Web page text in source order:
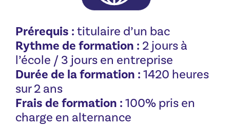
Prérequis :titulaire d’un bac
Rythme de formation : 2 jours à
l’école / 3 jours en entreprise
Durée de la formation :1420 heures
sur 2 ans
Frais de formation :100% pris en
charge en alternance